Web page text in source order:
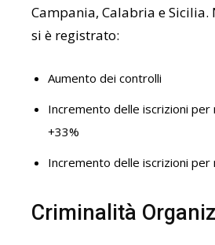
Campania, Calabria e Sicilia.
si è registrato:
Aumento dei controlli
Incremento delle iscrizioni per
+33%
Incremento delle iscrizioni per
Criminalità